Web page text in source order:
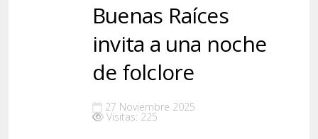
Buenas Raíces
invita a una noche
de folclore
27 Noviembre 2025
Visitas: 225